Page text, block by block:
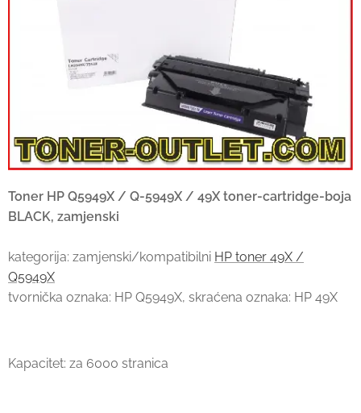
Toner HP Q5949X / Q-5949X / 49X toner-cartridge-boja
BLACK, zamjenski
kategorija: zamjenski/kompatibilni HP toner 49X /
Q5949X
tvornička oznaka: HP Q5949X, skraćena oznaka: HP 49X
Kapacitet: za 6000 stranica